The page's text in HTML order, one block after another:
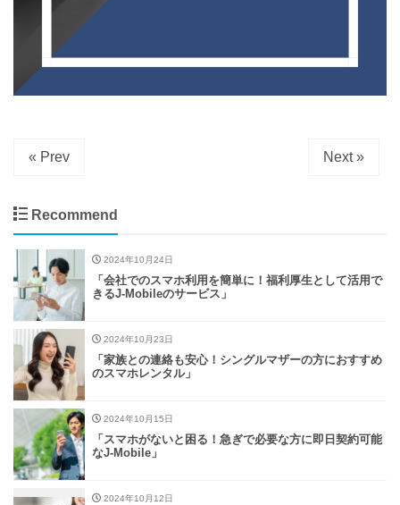
« Prev Next »
Recommend
2024年10月24日
「会社でのスマホ利用を簡単に！福利厚生として活用で
きるJ-Mobileのサービス」
2024年10月23日
「家族との連絡も安心！シングルマザーの方におすすめ
のスマホレンタル」
2024年10月15日
「スマホがないと困る！急ぎで必要な方に即日契約可能
なJ-Mobile」
2024年10月12日